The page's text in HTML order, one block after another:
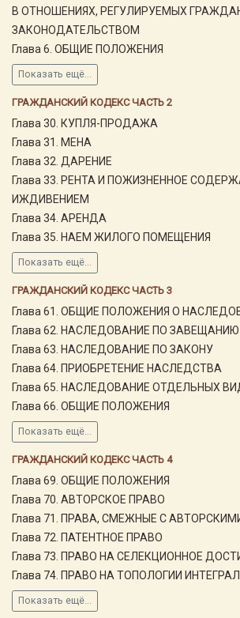
В ОТНОШЕНИЯХ, РЕГУЛИРУЕМЫХ
ЗАКОНОДАТЕЛЬСТВОМ
Глава 6. ОБЩИЕ ПОЛОЖЕНИЯ
Показать ещё...
ГРАЖДАНСКИЙ КОДЕКС ЧАСТЬ 2
Глава 30. КУПЛЯ-ПРОДАЖА
Глава 31. МЕНА
Глава 32. ДАРЕНИЕ
Глава 33. РЕНТА И ПОЖИЗНЕННОЕ
ИЖДИВЕНИЕМ
Глава 34. АРЕНДА
Глава 35. НАЕМ ЖИЛОГО ПОМЕЩЕНИЯ
Показать ещё...
ГРАЖДАНСКИЙ КОДЕКС ЧАСТЬ 3
Глава 61. ОБЩИЕ ПОЛОЖЕНИЯ О
Глава 62. НАСЛЕДОВАНИЕ ПО ЗАВЕЩАНИЮ
Глава 63. НАСЛЕДОВАНИЕ ПО ЗАКОНУ
Глава 64. ПРИОБРЕТЕНИЕ НАСЛЕДСТВА
Глава 65. НАСЛЕДОВАНИЕ ОТДЕЛЬНЫХ
Глава 66. ОБЩИЕ ПОЛОЖЕНИЯ
Показать ещё...
ГРАЖДАНСКИЙ КОДЕКС ЧАСТЬ 4
Глава 69. ОБЩИЕ ПОЛОЖЕНИЯ
Глава 70. АВТОРСКОЕ ПРАВО
Глава 71. ПРАВА, СМЕЖНЫЕ С
Глава 72. ПАТЕНТНОЕ ПРАВО
Глава 73. ПРАВО НА СЕЛЕКЦИОННОЕ
Глава 74. ПРАВО НА ТОПОЛОГИИ
Показать ещё...